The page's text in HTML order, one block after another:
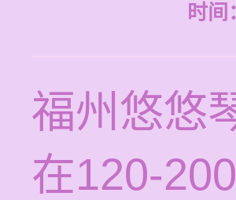
时间
福州悠悠
在120-